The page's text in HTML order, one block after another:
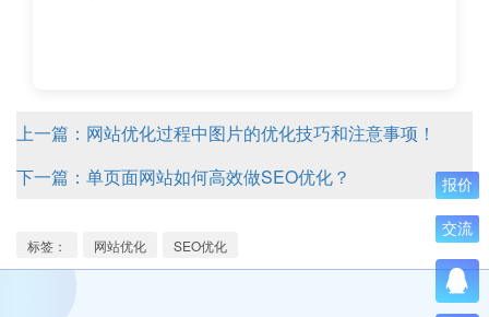
上一篇：网站优化过程中图片的优化技巧和注意事项！
下一篇：单页面网站如何高效做SEO优化？
标签： 网站优化 SEO优化
报价
交流